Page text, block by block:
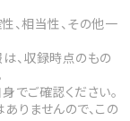
、相当性、その他一
、収録時点のもの
でご確認ください。
りませんので、この